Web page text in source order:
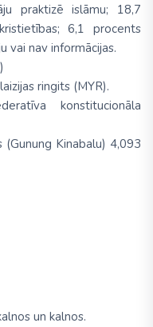
praktizē islāmu; 18,7
6,1 procents
vai nav informācijas.
ringits (MYR).
konstitucionāla
(Gunung Kinabalu) 4,093
un kalnos.